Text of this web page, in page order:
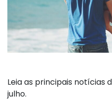
Leia as principais notícias
julho.